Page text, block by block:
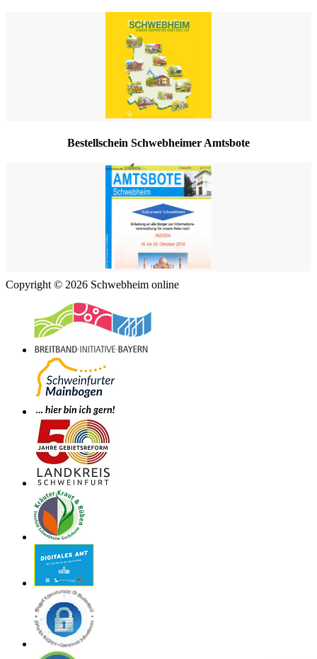
Bestellschein Schwebheimer Amtsbote
Copyright © 2026 Schwebheim online